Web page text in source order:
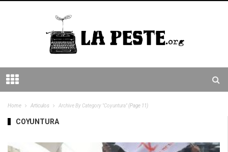
Home Articulos Archive By Category "Coyuntura"(Page 11)
COYUNTURA